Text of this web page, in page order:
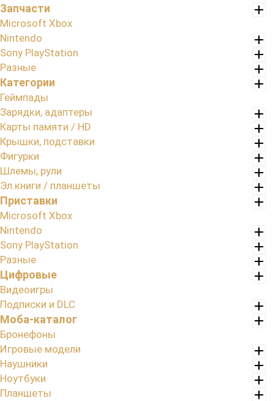
Запчасти
Microsoft Xbox
Nintendo
Sony PlayStation
Разные
Категории
Геймпады
Зарядки, адаптеры
Карты памяти / HD
Крышки, подставки
Фигурки
Шлемы, рули
Эл.книги / планшеты
Приставки
Microsoft Xbox
Nintendo
Sony PlayStation
Разные
Цифровые
Видеоигры
Подписки и DLC
Моба-каталог
Бронефоны
Игровые модели
Наушники
Ноутбуки
Планшеты